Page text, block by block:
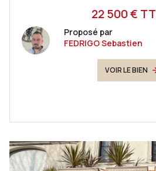
22 500 €
Proposé par
FEDRIGO Sebastien
VOIR LE BIEN